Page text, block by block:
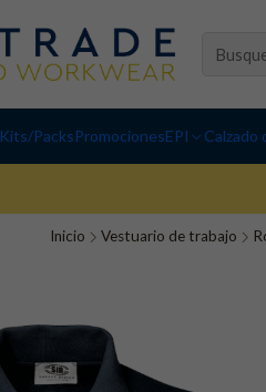
Kits/PacksPromocionesEPI Calzado
Inicio Vestuario de trabajo